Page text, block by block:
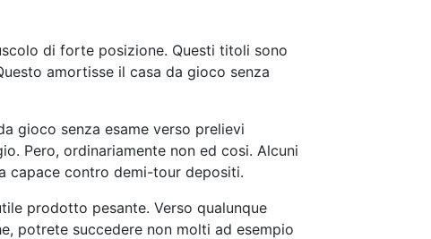
di forte posizione. Questi titoli sono
amortisse il casa da gioco senza
gioco senza esame verso prelievi
Pero, ordinariamente non ed cosi. Alcuni
capace contro demi-tour depositi.
prodotto pesante. Verso qualunque
potrete succedere non molti ad esempio